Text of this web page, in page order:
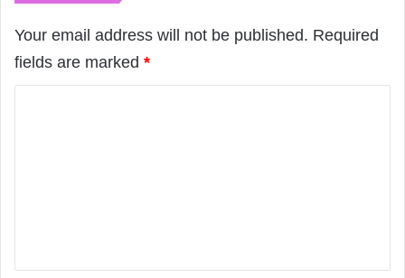
Your email address will not be published. Required
fields are marked *